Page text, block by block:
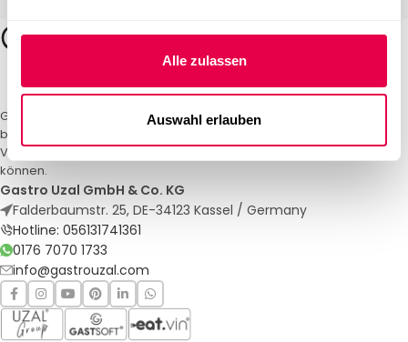
Alle zulassen
Auswahl erlauben
Gastro Uzal – Ihr Spezialist für Gastronomiemöbel und -textilien. Wir
bieten maßgeschneiderte Lösungen für Restaurants, Hotels und
Veranstaltungen. Qualität und Service, auf die Sie sich verlassen
können.
Gastro Uzal GmbH & Co. KG
Falderbaumstr. 25, DE-34123 Kassel / Germany
Hotline: 056131741361
0176 7070 1733
info@gastrouzal.com